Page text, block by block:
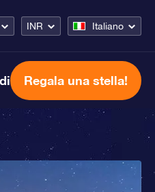
INR Italiano
Regala una stella!